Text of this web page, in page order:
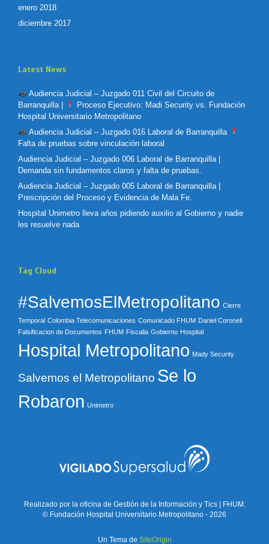
enero 2018
diciembre 2017
Latest News
Audiencia Judicial – Juzgado 011 Civil del Circuito de
Barranquilla |
Proceso Ejecutivo: Madi Security vs. Fundación
Hospital Universitario Metropolitano
Audiencia Judicial – Juzgado 016 Laboral de Barranquilla
Falta de pruebas sobre vinculación laboral
Audiencia Judicial – Juzgado 006 Laboral de Barranquilla |
Demanda sin fundamentos claros y falta de pruebas.
Audiencia Judicial – Juzgado 005 Laboral de Barranquilla |
Prescripción del Proceso y Evidencia de Mala Fe.
Hospital Unimetro lleva años pidiendo auxilio al Gobierno y nadie
les resuelve nada
Tag Cloud
#SalvemosElMetropolitano Cierre
Temporal Colombia Telecomunicaciones Comunicado FHUM Daniel Coronell
Falsificacion de Documentos FHUM Fiscalia Gobierno Hospital
Hospital Metropolitano Mady Security
Salvemos el Metropolitano Se lo
Robaron Unimetro
Realizado por la oficina de Gestión de la Información y Tics | FHUM.
© Fundación Hospital Universitario Metropolitano - 2026
Un Tema de SiteOrigin